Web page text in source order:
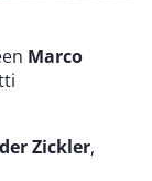
Marco
Zickler,